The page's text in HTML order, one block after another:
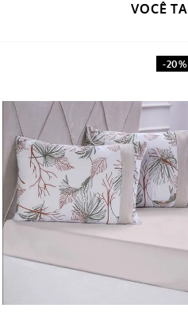
-20%